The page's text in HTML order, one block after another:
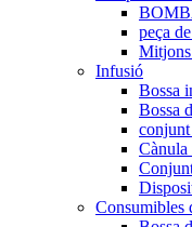
peça
Mitjons
Infusió
Bossa
Bossa
Cànula
Consumibles